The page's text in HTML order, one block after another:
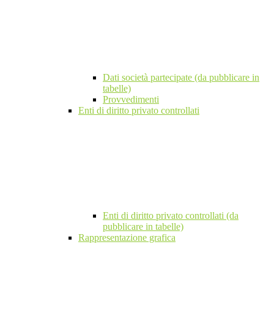
Dati società partecipate (da pubblicare in
tabelle)
Provvedimenti
Enti di diritto privato controllati
Enti di diritto privato controllati (da
pubblicare in tabelle)
Rappresentazione grafica